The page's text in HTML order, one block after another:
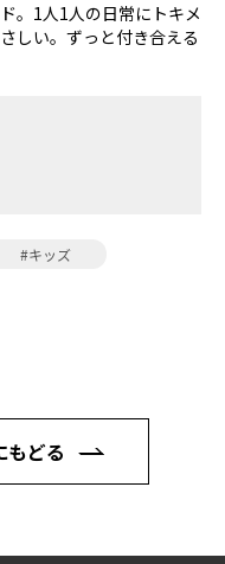
。1人1人の日常にトキメ
しい。ずっと付き合える
#キッズ
もどる